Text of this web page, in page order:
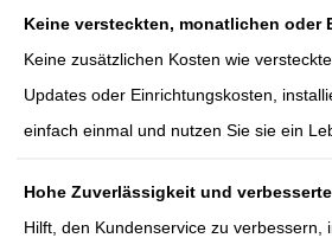
Keine versteckten, monatlichen oder
Keine zusätzlichen Kosten wie
Updates oder Einrichtungskosten,
einfach einmal und nutzen Sie sie ein
Hohe Zuverlässigkeit und
Hilft, den Kundenservice zu verbessern,